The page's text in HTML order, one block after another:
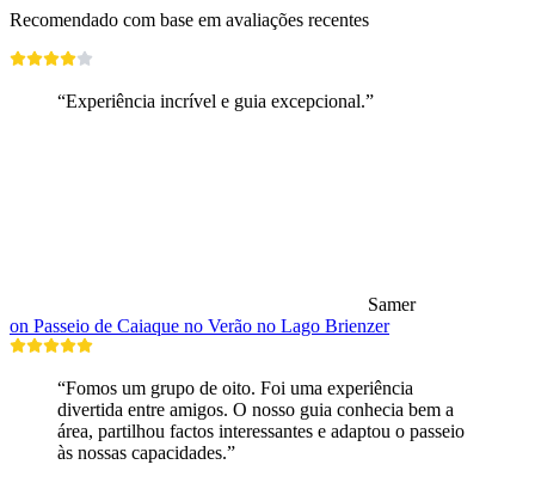
Recomendado com base em avaliações recentes
“Experiência incrível e guia excepcional.”
Samer
on Passeio de Caiaque no Verão no Lago Brienzer
“Fomos um grupo de oito. Foi uma experiência
divertida entre amigos. O nosso guia conhecia bem a
área, partilhou factos interessantes e adaptou o passeio
às nossas capacidades.”